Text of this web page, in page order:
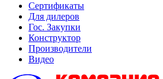
Сертификаты
Для дилеров
Гос. Закупки
Конструктор
Производители
Видео